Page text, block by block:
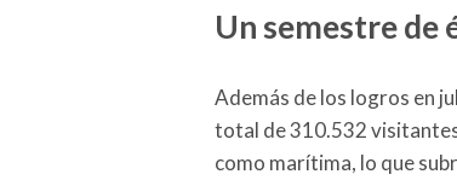
Un semestre
Además de los logros en
total de 310.532
como marítima, lo que